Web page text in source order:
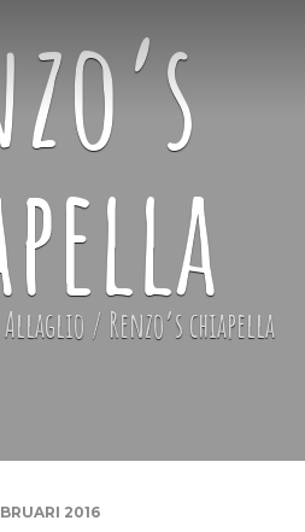
Allaglio / Renzo’s chiapella
2016